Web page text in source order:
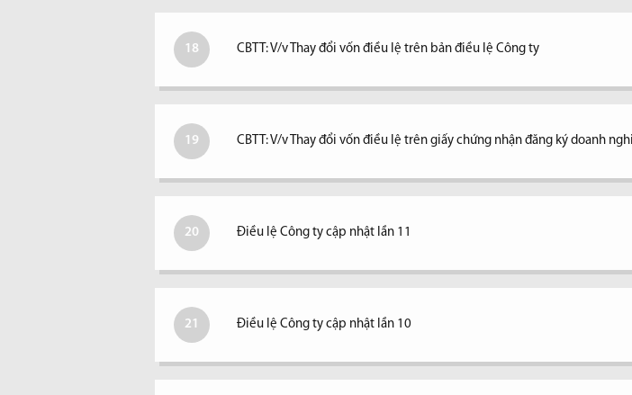
18 CBTT: V/v Thay đổi vốn điều lệ trên bản điều lệ Công ty
19 CBTT: V/v Thay đổi vốn điều lệ trên giấy chứng nhận đăng ký doanh
20 Điều lệ Công ty cập nhật lần 11
21 Điều lệ Công ty cập nhật lần 10